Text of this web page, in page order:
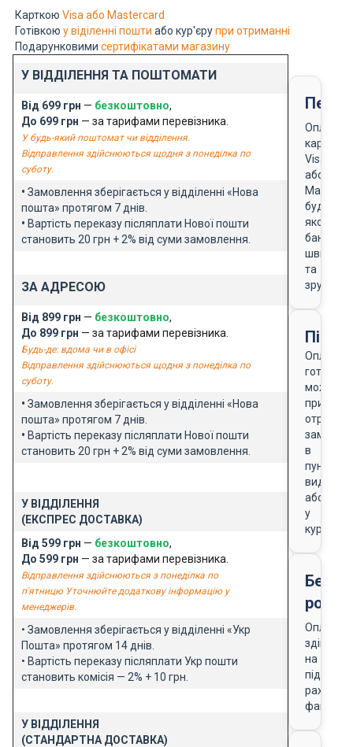
Карткою Visa або Mastercard
Готівкою у віділенні пошти або кур'єрупри отриманні
Подарунковими сертифікатами магазину
У ВІДДІЛЕННЯ ТА ПОШТОМАТИ
Від 699 грн — безкоштовно,
До 699 грн — за тарифами перевізника.
У будь-який поштомат чи відділення.
Відправлення здійснюються щодня з понеділка по
суботу.
• Замовлення зберігається у відділенні «Нова
пошта» протягом 7 днів.
• Вартість переказу післяплати Нової пошти
становить 20 грн + 2% від суми замовлення.
ЗА АДРЕСОЮ
Від 899 грн — безкоштовно,
До 899 грн — за тарифами перевізника.
Будь-де: вдома чи в офісі
Відправлення здійснюються щодня з понеділка по
суботу.
• Замовлення зберігається у відділенні «Нова
пошта» протягом 7 днів.
• Вартість переказу післяплати Нової пошти
становить 20 грн + 2% від суми замовлення.
У ВІДДІЛЕННЯ
(ЕКСПРЕС ДОСТАВКА)
Від 599 грн — безкоштовно,
До 599 грн — за тарифами перевізника.
Відправлення здійснюються з понеділка по
п'ятницю Уточнюйте додаткову інформацію у
менеджерів.
• Замовлення зберігається у відділенні «Укр
Пошта» протягом 14 днів.
• Вартість переказу післяплати Укр пошти
становить комісія — 2% + 10 грн.
У ВІДДІЛЕННЯ
(СТАНДАРТНА ДОСТАВКА)
Оплата
карткою
Visa
або
будь-
якого
банку
швидко
та
зручно
Оплата
готівкою
можлива
при
в
пункті
видачі
або
у
кур'єра
Оплата
на
підставі
рахунку-
фактури